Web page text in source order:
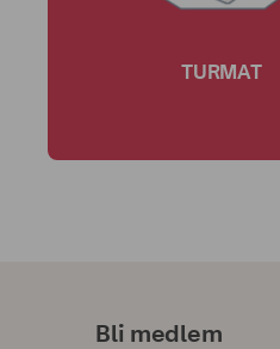
TURMAT
Bli medlem